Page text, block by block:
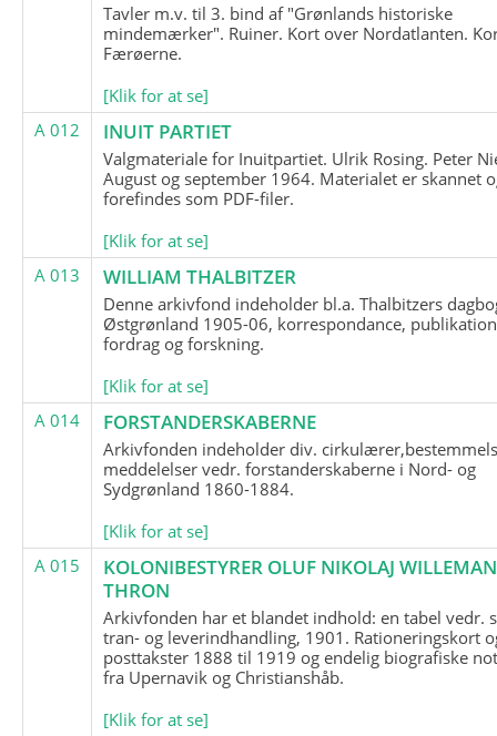
Tavler m.v. til 3. bind af "Grønlands historiske
mindemærker". Ruiner. Kort over Nordatlanten.
Færøerne.
[Klik for at se]
A 012
INUIT PARTIET
Valgmateriale for Inuitpartiet. Ulrik Rosing. Peter
August og september 1964. Materialet er skannet
forefindes som PDF-filer.
[Klik for at se]
A 013
WILLIAM THALBITZER
Denne arkivfond indeholder bl.a. Thalbitzers
Østgrønland 1905-06, korrespondance,
fordrag og forskning.
[Klik for at se]
A 014
FORSTANDERSKABERNE
Arkivfonden indeholder div.
meddelelser vedr. forstanderskaberne i Nord- og
Sydgrønland 1860-1884.
[Klik for at se]
A 015
KOLONIBESTYRER OLUF NIKOLAJ
THRON
Arkivfonden har et blandet indhold: en tabel vedr.
tran- og leverindhandling, 1901. Rationeringskort
posttakster 1888 til 1919 og endelig biografiske
fra Upernavik og Christianshåb.
[Klik for at se]